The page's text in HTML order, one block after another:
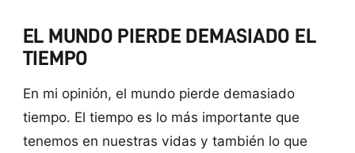
EL MUNDO PIERDE DEMASIADO EL
TIEMPO
En mi opinión, el mundo pierde demasiado
tiempo. El tiempo es lo más importante que
tenemos en nuestras vidas y también lo que